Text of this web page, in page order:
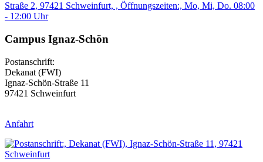
Campus Ignaz-Schön
Postanschrift:
Dekanat (FWI)
Ignaz-Schön-Straße 11
97421 Schweinfurt
Anfahrt